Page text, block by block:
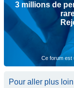
3 millions de
Ce forum est
Pour aller plus loin